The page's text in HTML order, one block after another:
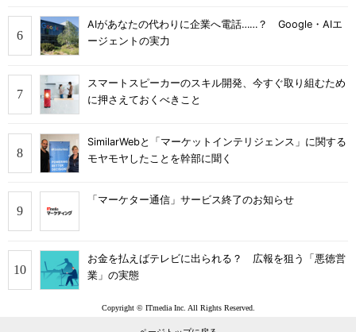
AIがあなたの代わりに企業へ電話……？ Google・AIエ
ージェントの実力
スマートスピーカーのスキル開発、今すぐ取り組むため
に押さえておくべきこと
SimilarWebと「マーケットインテリジェンス」に関する
モヤモヤしたことを幹部に聞く
「マーケター通信」サービス終了のお知らせ
お金を払えばテレビに出られる？ 広報を狙う「悪徳営
業」の実態
Copyright © ITmedia Inc. All Rights Reserved.